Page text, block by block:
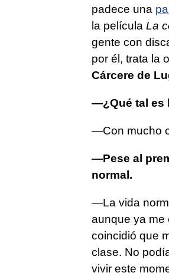
padece una
la película La
gente con
por él, trata la
Cárcere de
—¿Qué tal es
—Con mucho
—Pese al
normal.
—La vida
aunque ya me
coincidió que
clase. No
vivir este